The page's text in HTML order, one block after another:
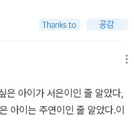
퍼즐처럼 맞춰지는 순간, 숨죽
모르는 사이에 마음속에 스며
만지게 될 것이다.가능할까? 이
악과 진실을 가리는 싸늘한 세
기 가득한 얼굴들그간 이꽃님
의 마음을 다정하게 어루만지
는 세계의 부조리함을 정면으
은 아이가 서은이인 줄 알았다,
아이는 주연이인 줄 알았다.이